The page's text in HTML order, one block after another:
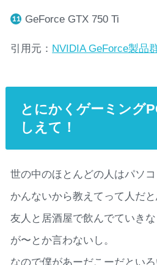
GeForce GTX 750 Ti
引用元： NVIDIA GeForce製品
とにかくゲーミング
しえて！
世の中のほとんどの人はパソ
かんないから教えてって人だと
友人と居酒屋で飲んでていき
が〜とか言わないし。
なので僕があーだこーだとい